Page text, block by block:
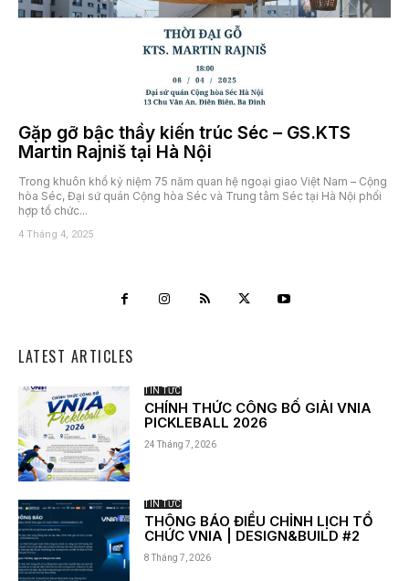
Gặp gỡ bậc thầy kiến trúc Séc – GS.KTS
Martin Rajniš tại Hà Nội
Trong khuôn khổ kỷ niệm 75 năm quan hệ ngoại giao Việt Nam – Cộng
hòa Séc, Đại sứ quán Cộng hòa Séc và Trung tâm Séc tại Hà Nội phối
hợp tổ chức...
4 Tháng 4, 2025
LATEST ARTICLES
TIN TỨC
CHÍNH THỨC CÔNG BỐ GIẢI VNIA
PICKLEBALL 2026
24 Tháng 7, 2026
TIN TỨC
THÔNG BÁO ĐIỀU CHỈNH LỊCH TỔ
CHỨC VNIA | DESIGN&BUILD #2
8 Tháng 7, 2026